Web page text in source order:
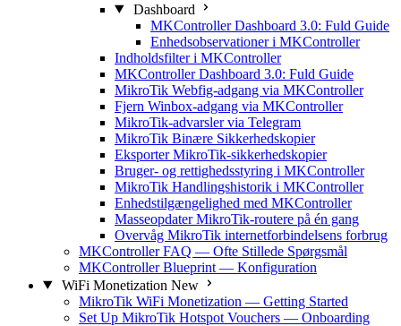
Dashboard
MKController Dashboard 3.0: Fuld Guide
Enhedsobservationer i MKController
Indholdsfilter i MKController
MKController Dashboard 3.0: Fuld Guide
MikroTik Webfig-adgang via MKController
Fjern Winbox-adgang via MKController
MikroTik-advarsler via Telegram
MikroTik Binære Sikkerhedskopier
Eksporter MikroTik-sikkerhedskopier
Bruger- og rettighedsstyring i MKController
MikroTik Handlingshistorik i MKController
Enhedstilgængelighed med MKController
Masseopdater MikroTik-routere på én gang
Overvåg MikroTik internetforbindelsens forbrug
MKController FAQ — Ofte Stillede Spørgsmål
MKController Blueprint — Konfiguration
WiFi Monetization New
MikroTik WiFi Monetization — Getting Started
Set Up MikroTik Hotspot Vouchers — Onboarding